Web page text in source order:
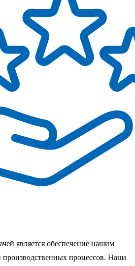
является обеспечение нашим
производственных процессов. Наша